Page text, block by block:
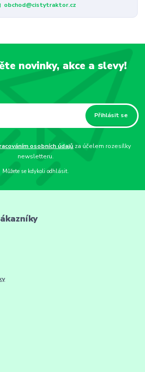
obchod@cistytraktor.cz
novinky, akce a slevy!
Přihlásit se
osobních údajů za účelem rozesílky
newsletteru.
Můžete se kdykoli odhlásit.